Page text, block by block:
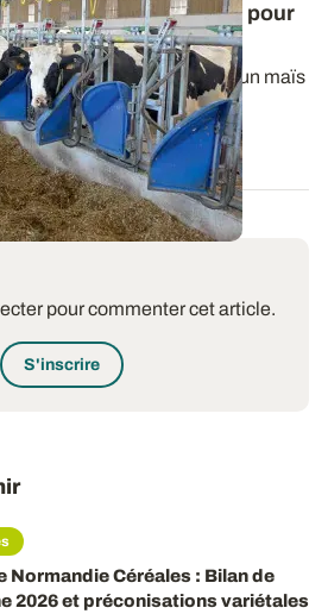
- Quel maïs fourrage pour
digestibles et d’amidon d’un maïs
type...
pour commenter cet article.
S'inscrire
Normandie Céréales : Bilan de
2026 et préconisations variétales